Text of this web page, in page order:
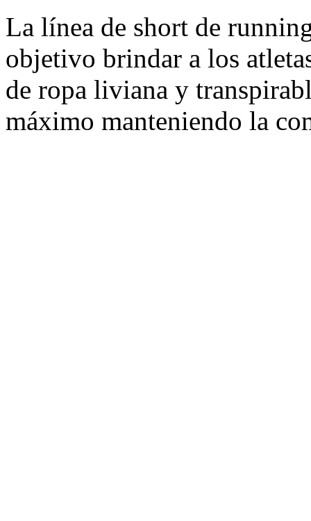
La línea de short de
objetivo brindar a los
de ropa liviana y
máximo manteniendo la